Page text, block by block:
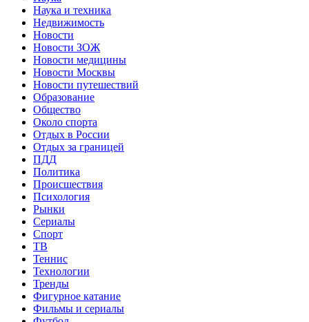
Наука и техника
Недвижимость
Новости
Новости ЗОЖ
Новости медицины
Новости Москвы
Новости путешествий
Образование
Общество
Около спорта
Отдых в России
Отдых за границей
ПДД
Политика
Происшествия
Психология
Рынки
Сериалы
Спорт
ТВ
Теннис
Технологии
Тренды
Фигурное катание
Фильмы и сериалы